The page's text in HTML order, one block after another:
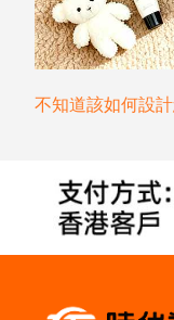
不知道該如何設